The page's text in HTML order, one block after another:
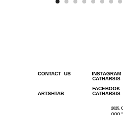
INSTAGRAM
CATHARSIS
FACEBOOK
CATHARSIS
2025.
CONTACT US
ARTSHTAB